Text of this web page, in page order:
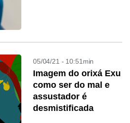
05/04/21 - 10:51min
Imagem do orixá Exu
como ser do mal e
assustador é
desmistificada